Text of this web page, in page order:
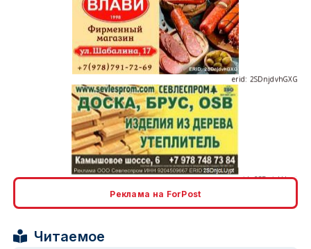
erid: 2SDnjdvhGXG
Реклама на ForPost
Читаемое